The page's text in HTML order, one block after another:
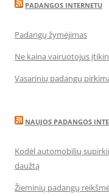
PADANGOS INTERNETU
Padangų žymėjimas
Ne kaina vairuotojus
Vasarinių padangų
NAUJOS PADANGOS
Kodėl automobilių
daužtą
Žieminių padangų